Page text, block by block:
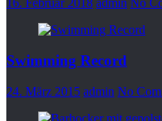
16. Februar 2018 admin No
Swimming Record
24. März 2015 admin No